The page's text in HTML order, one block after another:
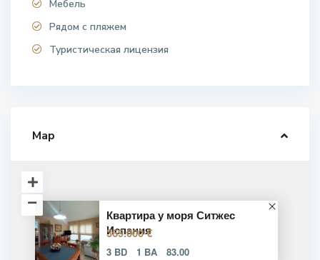
Мебель
Рядом с пляжем
Туристическая лицензия
Map
Квартира у моря Ситжес
Испания
369.000 €
3 BD 1 BA 83.00